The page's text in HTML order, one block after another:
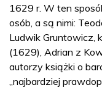
1629 r. W ten
osób, a są nimi:
Ludwik Gruntowicz,
(1629), Adrian z
autorzy książki o
„najbardziej